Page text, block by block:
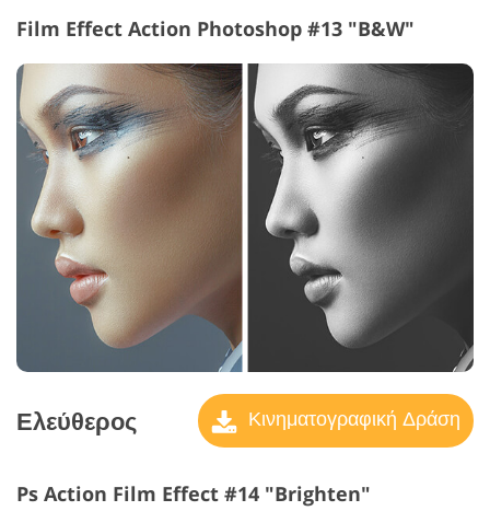
Film Effect Action Photoshop #13 "B&W"
Ελεύθερος Κινηματογραφική Δράση
Ps Action Film Effect #14 "Brighten"